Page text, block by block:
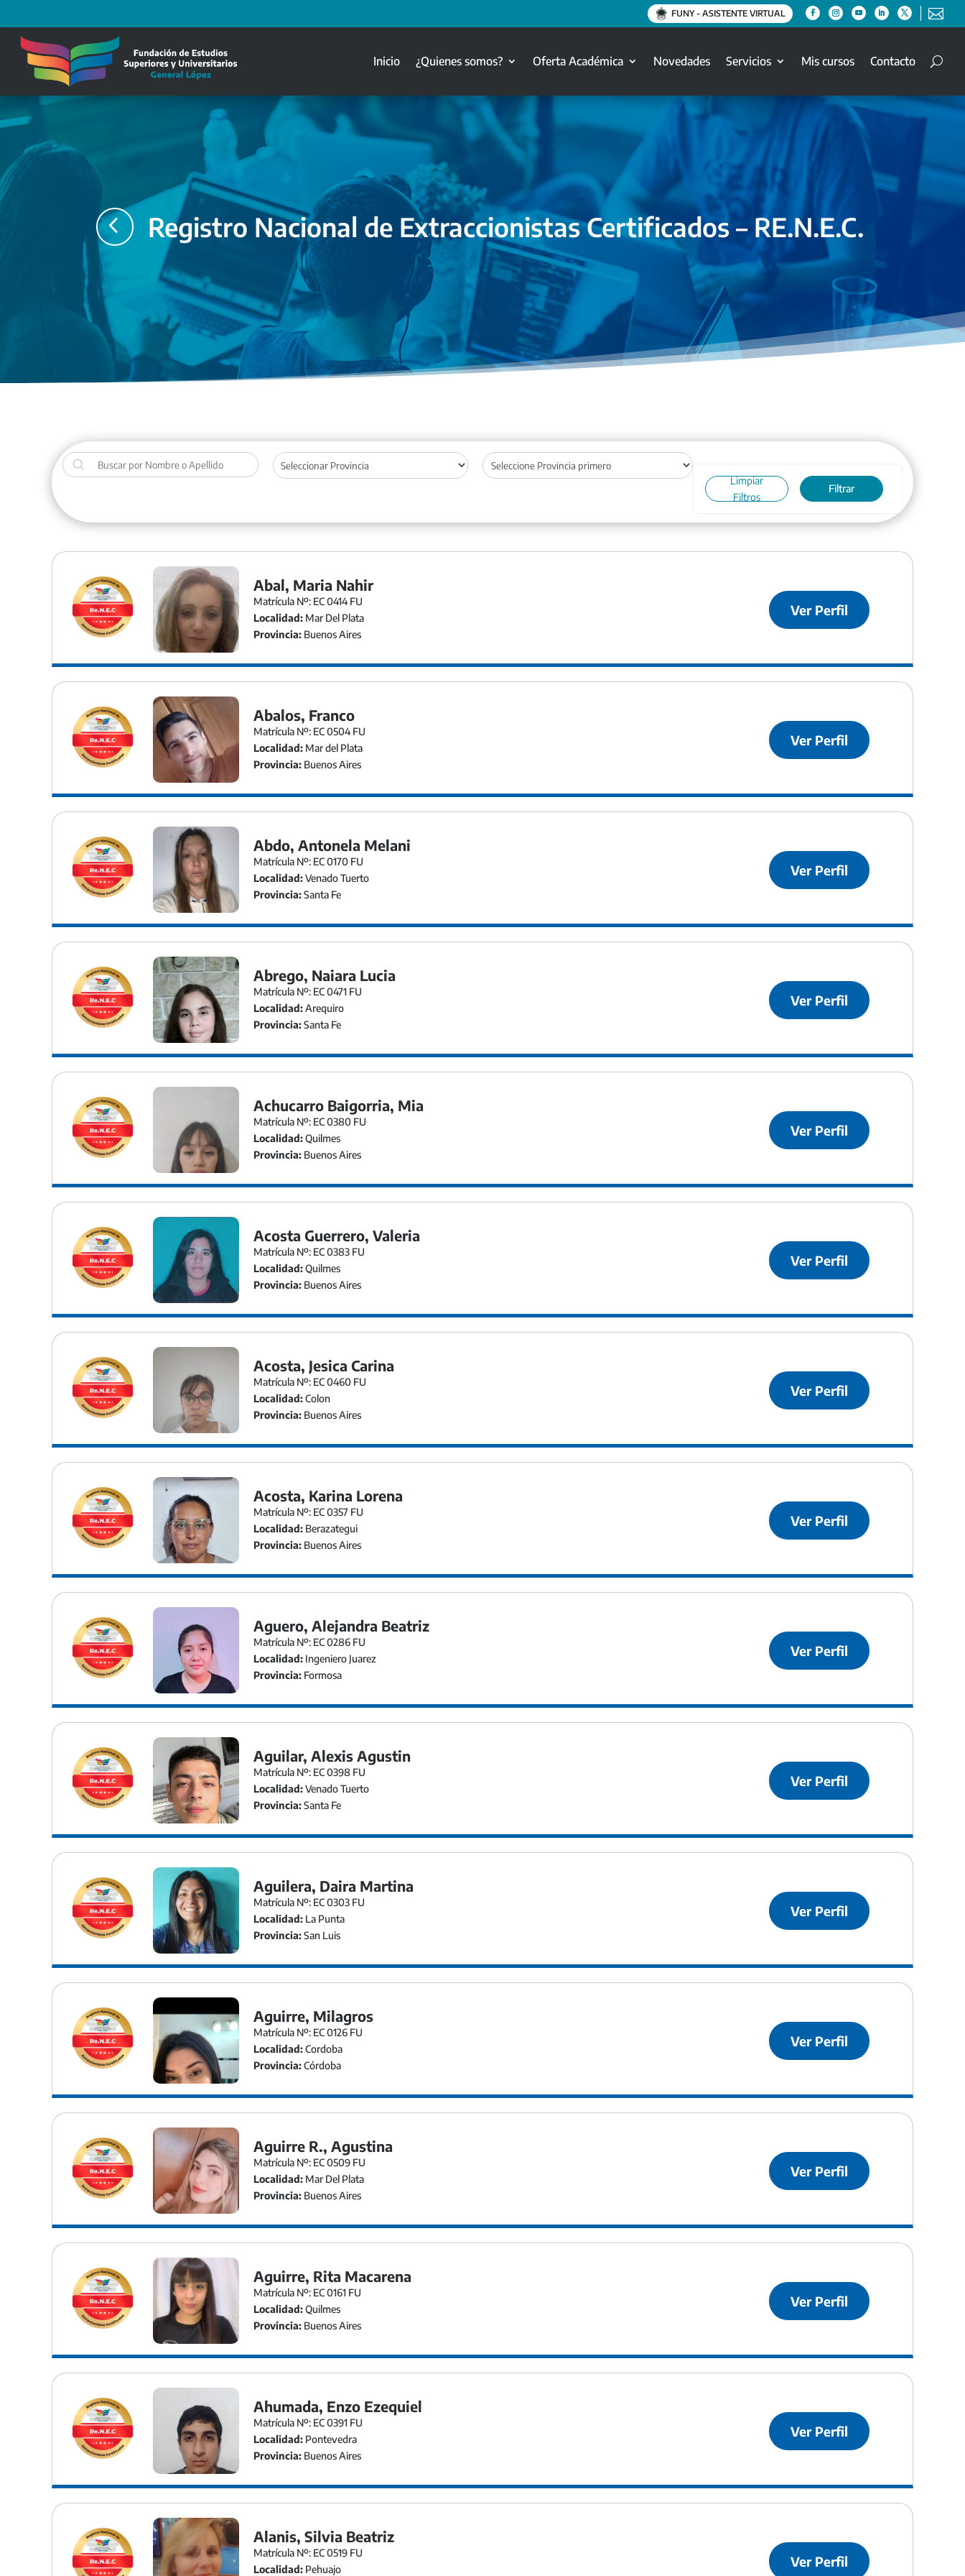
FUNY - ASISTENTE VIRTUAL 
Inicio ¿Quienes somos? Oferta Académica Novedades Servicios Mis cursos Contacto
4 Registro Nacional de Extraccionistas Certificados – RE.N.E.C.
Buscar
Filtrar
Limpiar
Filtros
Abal, Maria Nahir
Matrícula Nº: EC 0414 FU
Localidad: Mar Del Plata
Provincia: Buenos Aires
Ver Perfil
Abalos, Franco
Matrícula Nº: EC 0504 FU
Localidad: Mar del Plata
Provincia: Buenos Aires
Ver Perfil
Abdo, Antonela Melani
Matrícula Nº: EC 0170 FU
Localidad:Venado Tuerto
Provincia:Santa Fe
Ver Perfil
Abrego, Naiara Lucia
Matrícula Nº: EC 0471 FU
Localidad:Arequiro
Provincia:Santa Fe
Ver Perfil
Achucarro Baigorria, Mia
Matrícula Nº: EC 0380 FU
Localidad:Quilmes
Provincia: Buenos Aires
Ver Perfil
Acosta Guerrero, Valeria
Matrícula Nº: EC 0383 FU
Localidad:Quilmes
Provincia: Buenos Aires
Ver Perfil
Acosta, Jesica Carina
Matrícula Nº: EC 0460 FU
Localidad:Colon
Provincia: Buenos Aires
Ver Perfil
Acosta, Karina Lorena
Matrícula Nº: EC 0357 FU
Localidad: Berazategui
Provincia: Buenos Aires
Ver Perfil
Aguero, Alejandra Beatriz
Matrícula Nº: EC 0286 FU
Localidad: Ingeniero Juarez
Provincia: Formosa
Ver Perfil
Aguilar, Alexis Agustin
Matrícula Nº: EC 0398 FU
Localidad:Venado Tuerto
Provincia:Santa Fe
Ver Perfil
Aguilera, Daira Martina
Matrícula Nº: EC 0303 FU
Localidad: La Punta
Provincia:San Luis
Ver Perfil
Aguirre, Milagros
Matrícula Nº: EC 0126 FU
Localidad:Cordoba
Provincia:Córdoba
Ver Perfil
Aguirre R., Agustina
Matrícula Nº: EC 0509 FU
Localidad: Mar Del Plata
Provincia: Buenos Aires
Ver Perfil
Aguirre, Rita Macarena
Matrícula Nº: EC 0161 FU
Localidad:Quilmes
Provincia: Buenos Aires
Ver Perfil
Ahumada, Enzo Ezequiel
Matrícula Nº: EC 0391 FU
Localidad: Pontevedra
Provincia: Buenos Aires
Ver Perfil
Alanis, Silvia Beatriz
Matrícula Nº: EC 0519 FU
Localidad: Pehuajo Ver Perfil